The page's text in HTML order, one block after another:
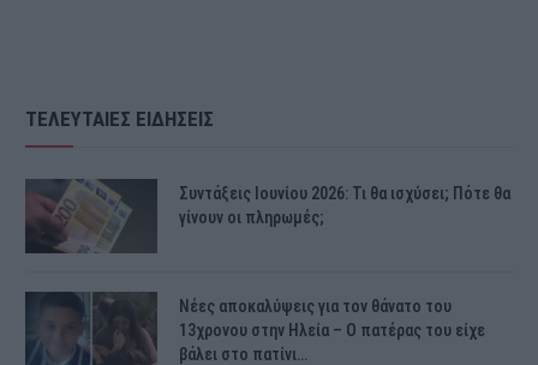
ΤΕΛΕΥΤΑΙΕΣ ΕΙΔΗΣΕΙΣ
Συντάξεις Ιουνίου 2026: Τι θα ισχύσει; Πότε θα
γίνουν οι πληρωμές;
Νέες αποκαλύψεις για τον θάνατο του
13χρονου στην Ηλεία – Ο πατέρας του είχε
βάλει στο πατίνι…